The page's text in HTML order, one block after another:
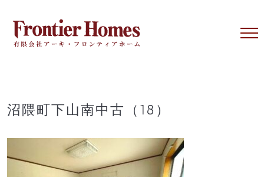
content
沼隈町下山南中古（18）